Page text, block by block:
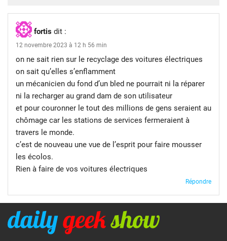
fortis dit :
12 novembre 2023 à 12 h 56 min
on ne sait rien sur le recyclage des voitures électriques
on sait qu’elles s’enflamment
un mécanicien du fond d’un bled ne pourrait ni la réparer
ni la recharger au grand dam de son utilisateur
et pour couronner le tout des millions de gens seraient au
chômage car les stations de services fermeraient à
travers le monde.
c’est de nouveau une vue de l’esprit pour faire mousser
les écolos.
Rien à faire de vos voitures électriques
Répondre